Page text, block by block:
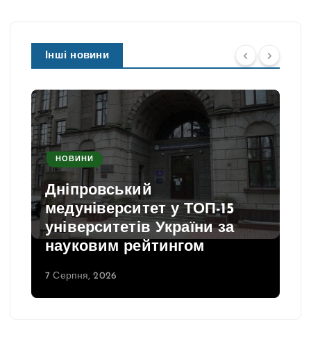
Інші новини
НОВИНИ
Дніпровський
медуніверситет у ТОП-15
університетів України за
науковим рейтингом
7 Серпня, 2026